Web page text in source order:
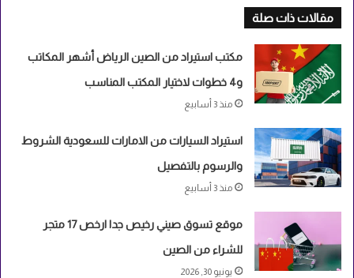
مقالات ذات صلة
مكتب استيراد من الصين الرياض أشهر المكاتب
و4 خطوات لاختيار المكتب المناسب
منذ 3 أسابيع
استيراد السيارات من الامارات للسعودية الشروط
والرسوم بالتفصيل
منذ 3 أسابيع
موقع تسوق صيني رخيص جدا ارخص 17 متجر
للشراء من الصين
يونيو 30, 2026